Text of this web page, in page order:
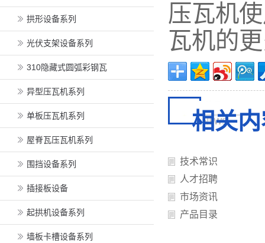
压瓦机
瓦机的
相关
技术常识
人才招聘
市场资讯
产品目录
拱形设备系列
光伏支架设备系列
310隐藏式圆弧彩钢瓦
异型压瓦机系列
单板压瓦机系列
屋脊瓦压瓦机系列
围挡设备系列
插接板设备
起拱机设备系列
墙板卡槽设备系列